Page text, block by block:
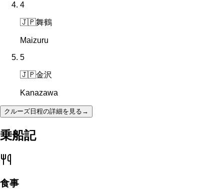
4
🇯🇵舞鶴
Maizuru
5
🇯🇵金沢
Kanazawa
クルーズ日程の詳細を見る →
乗船記
食事